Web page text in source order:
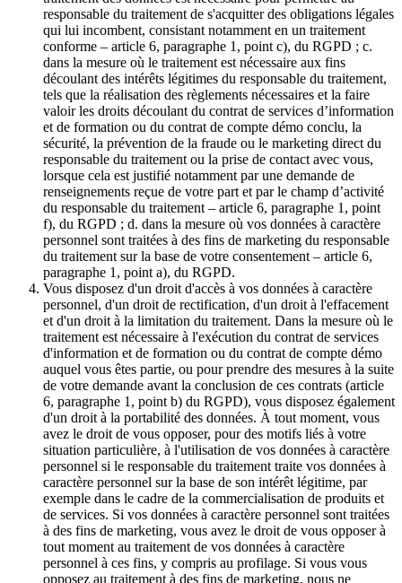
responsable du traitement de s'acquitter des obligations légales
qui lui incombent, consistant notamment en un traitement
conforme – article 6, paragraphe 1, point c), du RGPD ; c.
dans la mesure où le traitement est nécessaire aux fins
découlant des intérêts légitimes du responsable du traitement,
tels que la réalisation des règlements nécessaires et la faire
valoir les droits découlant du contrat de services d’information
et de formation ou du contrat de compte démo conclu, la
sécurité, la prévention de la fraude ou le marketing direct du
responsable du traitement ou la prise de contact avec vous,
lorsque cela est justifié notamment par une demande de
renseignements reçue de votre part et par le champ d’activité
du responsable du traitement – article 6, paragraphe 1, point
f), du RGPD ; d. dans la mesure où vos données à caractère
personnel sont traitées à des fins de marketing du responsable
du traitement sur la base de votre consentement – article 6,
paragraphe 1, point a), du RGPD.
Vous disposez d'un droit d'accès à vos données à caractère
personnel, d'un droit de rectification, d'un droit à l'effacement
et d'un droit à la limitation du traitement. Dans la mesure où le
traitement est nécessaire à l'exécution du contrat de services
d'information et de formation ou du contrat de compte démo
auquel vous êtes partie, ou pour prendre des mesures à la suite
de votre demande avant la conclusion de ces contrats (article
6, paragraphe 1, point b) du RGPD), vous disposez également
d'un droit à la portabilité des données. À tout moment, vous
avez le droit de vous opposer, pour des motifs liés à votre
situation particulière, à l'utilisation de vos données à caractère
personnel si le responsable du traitement traite vos données à
caractère personnel sur la base de son intérêt légitime, par
exemple dans le cadre de la commercialisation de produits et
de services. Si vos données à caractère personnel sont traitées
à des fins de marketing, vous avez le droit de vous opposer à
tout moment au traitement de vos données à caractère
personnel à ces fins, y compris au profilage. Si vous vous
opposez au traitement à des fins de marketing, nous ne